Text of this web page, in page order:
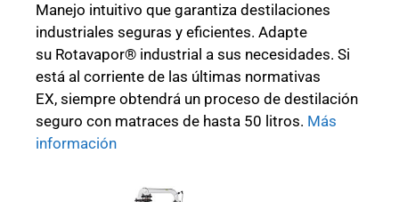
Manejo intuitivo que garantiza destilaciones
industriales seguras y eficientes. Adapte
su Rotavapor® industrial a sus necesidades. Si
está al corriente de las últimas normativas
EX, siempre obtendrá un proceso de destilación
seguro con matraces de hasta 50 litros. Más
información